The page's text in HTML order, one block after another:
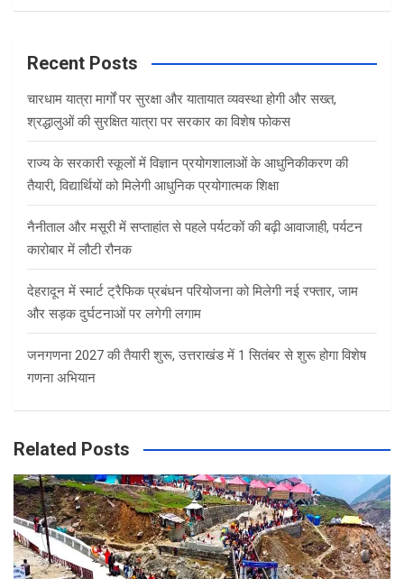
a
c
Recent Posts
चारधाम यात्रा मार्गों पर सुरक्षा और यातायात व्यवस्था होगी और सख्त,
श्रद्धालुओं की सुरक्षित यात्रा पर सरकार का विशेष फोकस
राज्य के सरकारी स्कूलों में विज्ञान प्रयोगशालाओं के आधुनिकीकरण की
तैयारी, विद्यार्थियों को मिलेगी आधुनिक प्रयोगात्मक शिक्षा
नैनीताल और मसूरी में सप्ताहांत से पहले पर्यटकों की बढ़ी आवाजाही, पर्यटन
कारोबार में लौटी रौनक
देहरादून में स्मार्ट ट्रैफिक प्रबंधन परियोजना को मिलेगी नई रफ्तार, जाम
और सड़क दुर्घटनाओं पर लगेगी लगाम
जनगणना 2027 की तैयारी शुरू, उत्तराखंड में 1 सितंबर से शुरू होगा विशेष
गणना अभियान
Related Posts